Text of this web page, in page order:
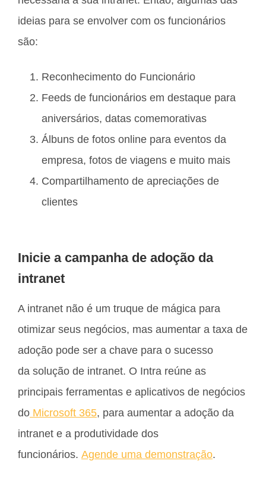
ideias para se envolver com os funcionários
são:
Reconhecimento do Funcionário
Feeds de funcionários em destaque para
aniversários, datas comemorativas
Álbuns de fotos online para eventos da
empresa, fotos de viagens e muito mais
Compartilhamento de apreciações de
clientes
Inicie a campanha de adoção da
intranet
A intranet não é um truque de mágica para
otimizar seus negócios, mas aumentar a taxa de
adoção pode ser a chave para o sucesso
da solução de intranet. O Intra reúne as
principais ferramentas e aplicativos de negócios
do Microsoft 365, para aumentar a adoção da
intranet e a produtividade dos
funcionários. Agende uma demonstração.